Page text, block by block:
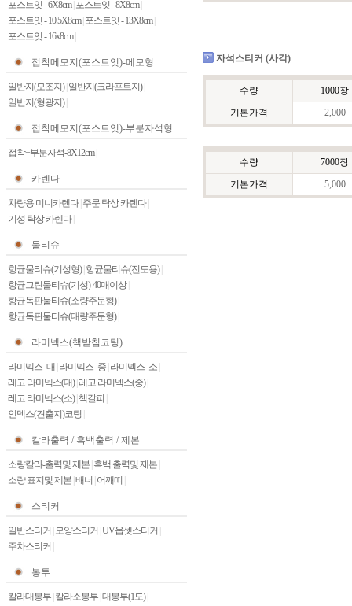
포스트잇 - 6X8cm| 포스트잇 - 8X8cm|
포스트잇 - 10.5X8cm| 포스트잇 - 13X8cm|
포스트잇 - 16x8cm|
접착메모지(포스트잇)-메모형
일반지(모조지)| 일반지(크라프트지)|
일반지(형광지)|
접착메모지(포스트잇)-부분자석형
접착+부분자석-8X12cm|
카렌다
차량용 미니카렌다| 주문 탁상 카렌다|
기성 탁상 카렌다|
물티슈
항균물티슈(기성형)| 항균물티슈(전도용)|
항균그린물티슈(기성)-40매이상|
항균독판물티슈(소량주문형)|
항균독판물티슈(대량주문형)|
라미넥스(책받침코팅)
라미넥스_대 라미넥스_중 라미넥스_소
레고 라미넥스(대)| 레고 라미넥스(중)|
레고 라미넥스(소)| 책갈피
인덱스(견출지)코팅
칼라출력 / 흑백출력 / 제본
소량칼라-출력및 제본 흑백 출력및 제본
소량 표지및 제본 배너 어깨띠
스티커
일반스티커 모양스티커 UV옵셋스티커
주차스티커
봉투
칼라대봉투 칼라소봉투 대봉투(1도)|
자석스티커 (사각)
수량
1000장
기본가격
2,000
수량
7000장
기본가격
5,000